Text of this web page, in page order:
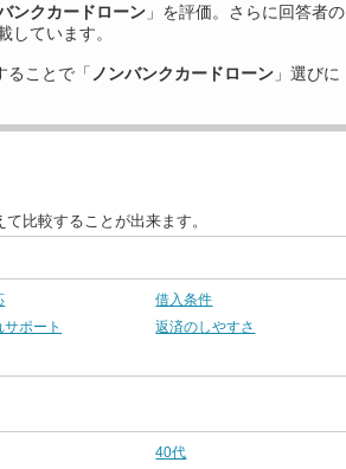
ンクカードローン 」を評価。さらに回答者の
しています。
ることで「 ノンバンクカードローン 」選びに
比較することが出来ます。
借入条件
ポート
返済のしやすさ
40代